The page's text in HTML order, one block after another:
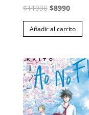
$11990 El
precio
original
$11990.
$8990El
precio
actual
Añadir al carrito